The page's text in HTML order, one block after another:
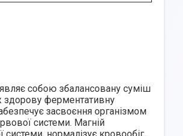
собою збалансовану суміш
здорову ферментативну
засвоєння організмом
системи. Магній